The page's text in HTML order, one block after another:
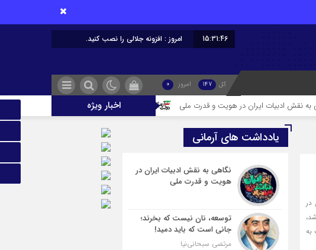
15:31:47 امروز : افزونه جلالی را نصب کنید.
کل 147 امروز 0
اخبار ویژه ایران در هویت و قدرت ملی توسعه، نان نیست که بخرند؛ جانی است که باید دمید!
در
شد،
به
یادداشت های آرمانی
نگاهی به نقش ادبیات ایران در
هویت و قدرت ملی
توسعه، نان نیست که بخرند؛
جانی است که باید دمید!
مرتضی سبحانی‌نیا